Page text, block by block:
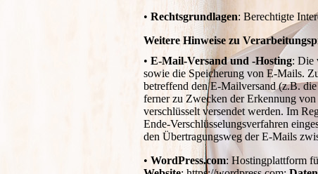
• Rechtsgrundlagen: Berechtigte
Weitere Hinweise zu
• E-Mail-Versand und -Hosting: Die
sowie die Speicherung von E-Mails.
betreffend den E-Mailversand (z.B.
ferner zu Zwecken der Erkennung
verschlüsselt versendet werden. Im
Ende-Verschlüsselungsverfahren
den Übertragungsweg der E-Mails
• WordPress.com: Hostingplattform